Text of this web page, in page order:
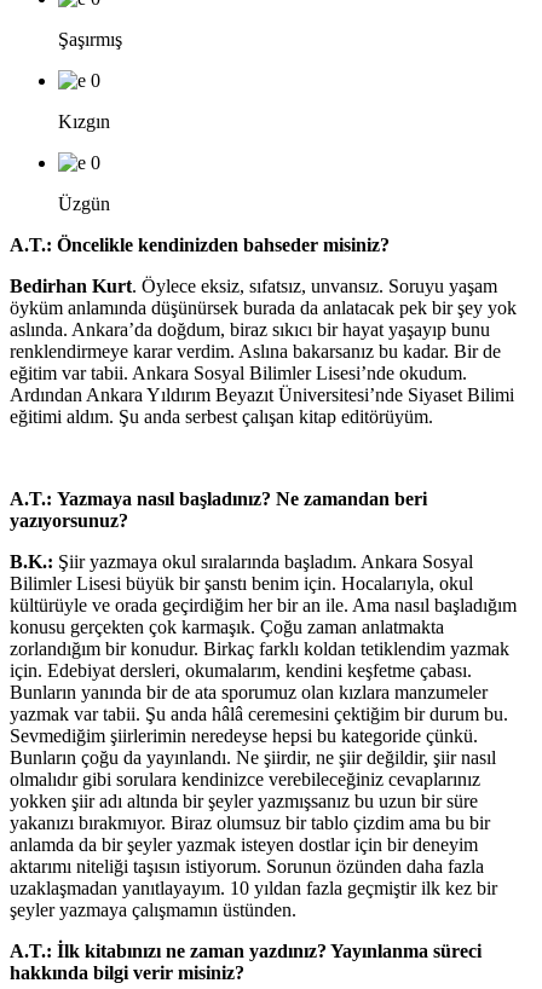
Şaşırmış
0
Kızgın
0
Üzgün
A.T.: Öncelikle kendinizden bahseder misiniz?
Bedirhan Kurt. Öylece eksiz, sıfatsız, unvansız. Soruyu yaşam
öyküm anlamında düşünürsek burada da anlatacak pek bir şey yok
aslında. Ankara’da doğdum, biraz sıkıcı bir hayat yaşayıp bunu
renklendirmeye karar verdim. Aslına bakarsanız bu kadar. Bir de
eğitim var tabii. Ankara Sosyal Bilimler Lisesi’nde okudum.
Ardından Ankara Yıldırım Beyazıt Üniversitesi’nde Siyaset Bilimi
eğitimi aldım. Şu anda serbest çalışan kitap editörüyüm.
A.T.: Yazmaya nasıl başladınız? Ne zamandan beri
yazıyorsunuz?
B.K.: Şiir yazmaya okul sıralarında başladım. Ankara Sosyal
Bilimler Lisesi büyük bir şanstı benim için. Hocalarıyla, okul
kültürüyle ve orada geçirdiğim her bir an ile. Ama nasıl başladığım
konusu gerçekten çok karmaşık. Çoğu zaman anlatmakta
zorlandığım bir konudur. Birkaç farklı koldan tetiklendim yazmak
için. Edebiyat dersleri, okumalarım, kendini keşfetme çabası.
Bunların yanında bir de ata sporumuz olan kızlara manzumeler
yazmak var tabii. Şu anda hâlâ ceremesini çektiğim bir durum bu.
Sevmediğim şiirlerimin neredeyse hepsi bu kategoride çünkü.
Bunların çoğu da yayınlandı. Ne şiirdir, ne şiir değildir, şiir nasıl
olmalıdır gibi sorulara kendinizce verebileceğiniz cevaplarınız
yokken şiir adı altında bir şeyler yazmışsanız bu uzun bir süre
yakanızı bırakmıyor. Biraz olumsuz bir tablo çizdim ama bu bir
anlamda da bir şeyler yazmak isteyen dostlar için bir deneyim
aktarımı niteliği taşısın istiyorum. Sorunun özünden daha fazla
uzaklaşmadan yanıtlayayım. 10 yıldan fazla geçmiştir ilk kez bir
şeyler yazmaya çalışmamın üstünden.
A.T.: İlk kitabınızı ne zaman yazdınız? Yayınlanma süreci
hakkında bilgi verir misiniz?